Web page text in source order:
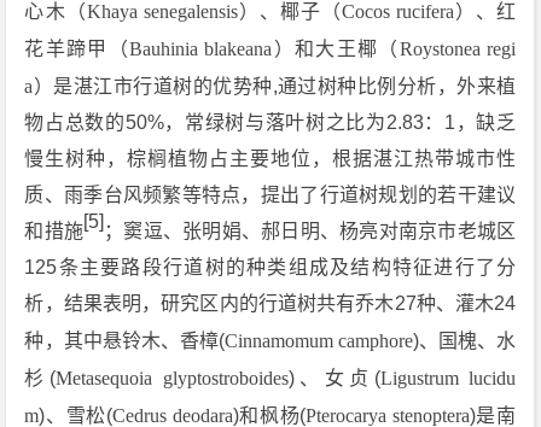
心木（Khaya senegalensis）、椰子（Cocos rucifera）、红
花羊蹄甲（Bauhinia blakeana ）和大王椰（Roystonea regi
a）是湛江市行道树的优势种,通过树种比例分析，外来植
物占总数的50%，常绿树与落叶树之比为2.83：1，缺乏
慢生树种，棕榈植物占主要地位，根据湛江热带城市性
质、雨季台风频繁等特点，提出了行道树规划的若干建议
和措施[5] ；窦逗、张明娟、郝日明、杨亮对南京市老城区
125条主要路段行道树的种类组成及结构特征进行了分
析，结果表明，研究区内的行道树共有乔木27种、灌木24
种，其中悬铃木、香樟(Cinnamomum camphore)、国槐、水
杉(Metasequoia glyptostroboides)、女贞(Ligustrum lucidu
m)、雪松(Cedrus deodara)和枫杨(Pterocarya stenoptera)是南